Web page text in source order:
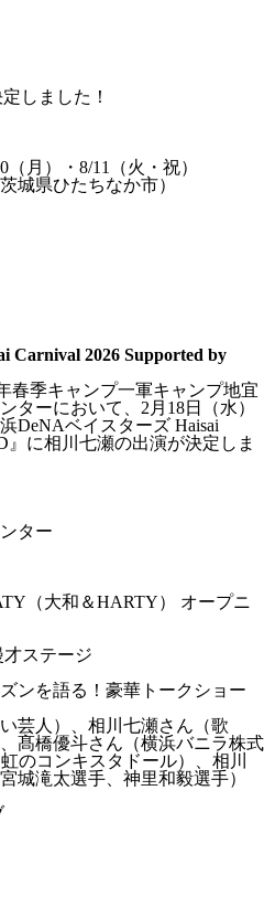
しました！
月）・8/11（火・祝）
城県ひたちなか市）
Carnival 2026 Supported by
春季キャンプ一軍キャンプ地宜
ターにおいて、2月18日（水）
DeNAベイスターズ Haisai
』に相川七瀬の出演が決定しま
ター
（大和＆HARTY） オープニ
才ステージ
ンを語る！豪華トークショー
芸人）、相川七瀬さん（歌
髙橋優斗さん（横浜バニラ株式
のコンキスタドール）、相川
城滝太選手、神里和毅選手）